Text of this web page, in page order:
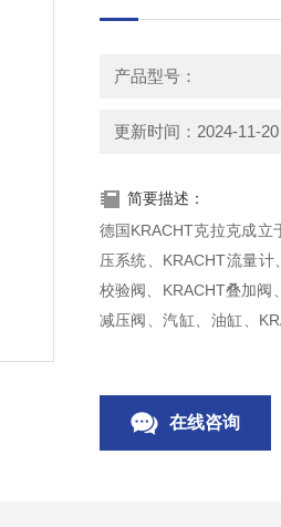
产品型号：
更新时间：2024-11-20
简要描述：
德国KRACHT克拉克成
压系统、KRACHT流量
校验阀、KRACHT叠加阀
减压阀、汽缸、油缸、
在线咨询